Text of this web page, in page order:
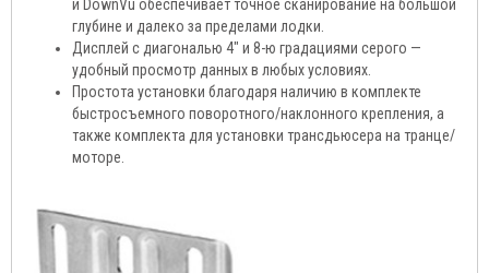
и DownVu обеспечивает точное сканирование на большой
глубине и далеко за пределами лодки.
Дисплей с диагональю 4" и 8-ю градациями серого —
удобный просмотр данных в любых условиях.
Простота установки благодаря наличию в комплекте
быстросъемного поворотного/наклонного крепления, а
также комплекта для установки трансдьюсера на транце/
моторе.